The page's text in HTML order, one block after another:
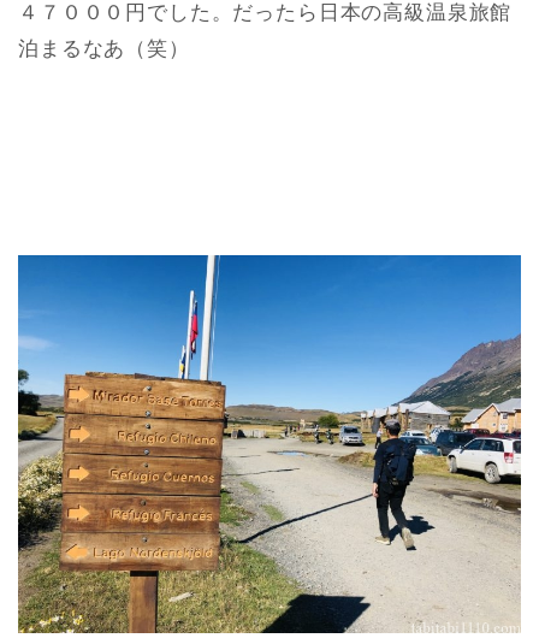
４７０００円でした。だったら日本の高級温泉旅館
泊まるなあ（笑）